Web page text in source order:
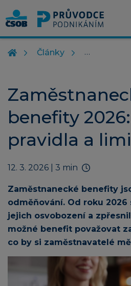
Články
benefity
pravidla a
12. 3. 2026 | 3 min
Zaměstnanecké benefity
odměňování. Od roku
jejich osvobození a
možné benefit považovat
co by si zaměstnavatelé